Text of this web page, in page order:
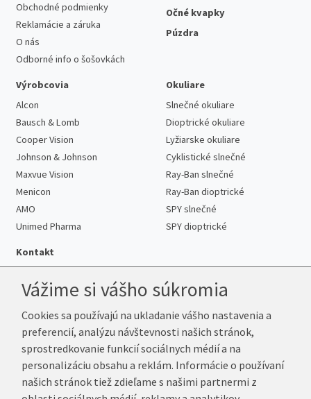
Obchodné podmienky
Reklamácie a záruka
O nás
Odborné info o šošovkách
Očné kvapky
Púzdra
Výrobcovia
Alcon
Bausch & Lomb
Cooper Vision
Johnson & Johnson
Maxvue Vision
Menicon
AMO
Unimed Pharma
Okuliare
Slnečné okuliare
Dioptrické okuliare
Lyžiarske okuliare
Cyklistické slnečné
Ray-Ban slnečné
Ray-Ban dioptrické
SPY slnečné
SPY dioptrické
Kontakt
Telefón:+421 222 205 863
E-mail:info@k-sosovky.sk
Reklamačná adresa
Andrea Votavová
Revoluční 1017
Vážime si vášho súkromia
Cookies sa používajú na ukladanie vášho nastavenia a
preferencií, analýzu návštevnosti našich stránok,
sprostredkovanie funkcií sociálnych médií a na
personalizáciu obsahu a reklám. Informácie o používaní
našich stránok tiež zdieľame s našimi partnermi z